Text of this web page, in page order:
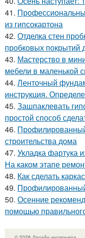
41.
из гипсокартона
42. Отделка стен
пробковых покрытий
43. Мастерство в
мебели в маленькой
44. Ленточный
инструкция.
45. Зашпаклевать
простой способ
46.
строительства дома
47. Укладка фартука
На каком этапе
48. Как сделать
49.
50. Осенние
помощью